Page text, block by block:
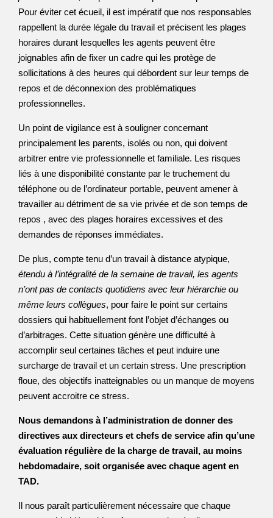
Pour éviter cet écueil, il est impératif que nos responsables
rappellent la durée légale du travail et précisent les plages
horaires durant lesquelles les agents peuvent être
joignables afin de fixer un cadre qui les protège de
sollicitations à des heures qui débordent sur leur temps de
repos et de déconnexion des problématiques
professionnelles.
Un point de vigilance est à souligner concernant
principalement les parents, isolés ou non, qui doivent
arbitrer entre vie professionnelle et familiale. Les risques
liés à une disponibilité constante par le truchement du
téléphone ou de l’ordinateur portable, peuvent amener à
travailler au détriment de sa vie privée et de son temps de
repos , avec des plages horaires excessives et des
demandes de réponses immédiates.
De plus, compte tenu d’un travail à distance atypique,
étendu à l’intégralité de la semaine de travail, les agents
n’ont pas de contacts quotidiens avec leur hiérarchie ou
même leurs collègues, pour faire le point sur certains
dossiers qui habituellement font l’objet d’échanges ou
d’arbitrages. Cette situation génère une difficulté à
accomplir seul certaines tâches et peut induire une
surcharge de travail et un certain stress. Une prescription
floue, des objectifs inatteignables ou un manque de moyens
peuvent accroitre ce stress.
Nous demandons à l’administration de donner des
directives aux directeurs et chefs de service afin qu’une
évaluation régulière de la charge de travail, au moins
hebdomadaire, soit organisée avec chaque agent en
TAD.
Il nous paraît particulièrement nécessaire que chaque